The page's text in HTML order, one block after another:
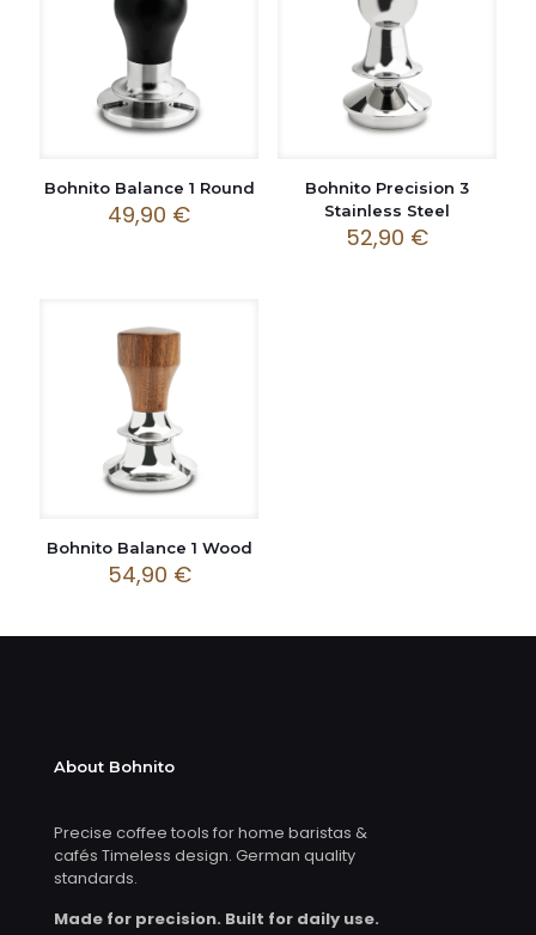
Bohnito Balance 1 Round
49,90 €
Bohnito Precision 3
Stainless Steel
52,90 €
Bohnito Balance 1 Wood
54,90 €
About Bohnito
Precise coffee tools for home baristas &
cafés Timeless design. German quality
standards.
Made for precision. Built for daily use.